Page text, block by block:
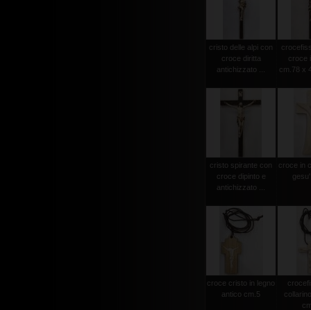
cristo delle alpi con
croce diritta
antichizzato ...
croce
cm.78 x
cristo spirante con
croce dipinto e
antichizzato ...
croce in
croce cristo in legno
antico cm.5